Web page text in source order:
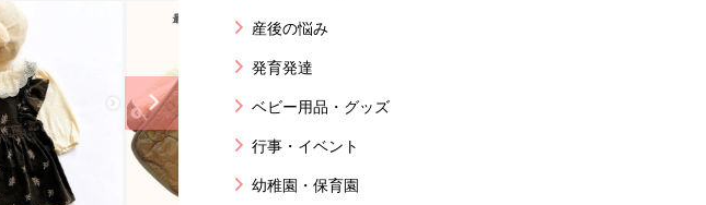
産後の悩み
発育発達
ベビー用品・グッズ
行事・イベント
幼稚園・保育園